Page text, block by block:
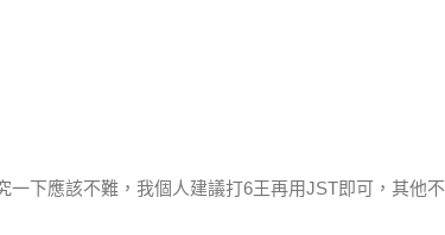
一下應該不難，我個人建議打6王再用JST即可，其他不